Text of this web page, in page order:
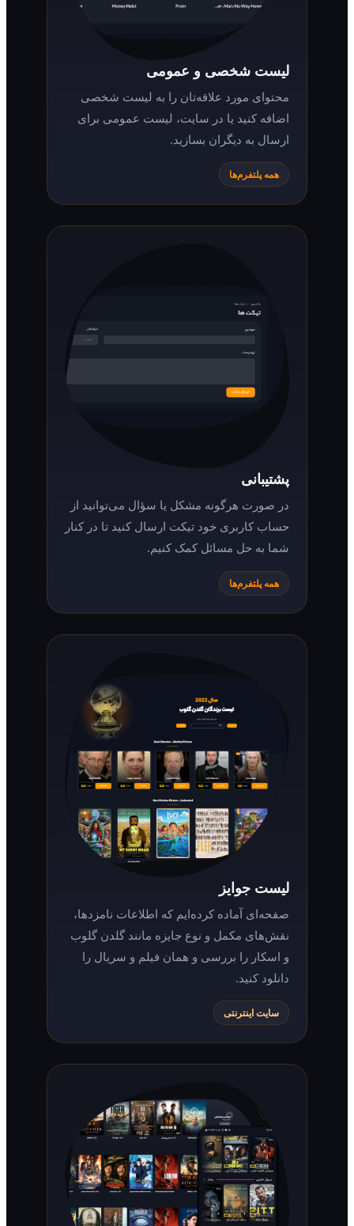
لیست شخصی و عمومی
محتوای مورد علاقه‌تان را به لیست شخصی
اضافه کنید یا در سایت، لیست عمومی برای
ارسال به دیگران بسازید.
همه پلتفرم‌ها
در صورت هرگونه مشکل یا سؤال می‌توانید از
حساب کاربری خود تیکت ارسال کنید تا در کنار
شما به حل مسائل کمک کنیم.
همه پلتفرم‌ها
لیست جوایز
صفحه‌ای آماده کرده‌ایم که اطلاعات نامزدها،
نقش‌های مکمل و نوع جایزه مانند گلدن گلوب
و اسکار را بررسی و همان فیلم و سریال را
سایت اینترنتی